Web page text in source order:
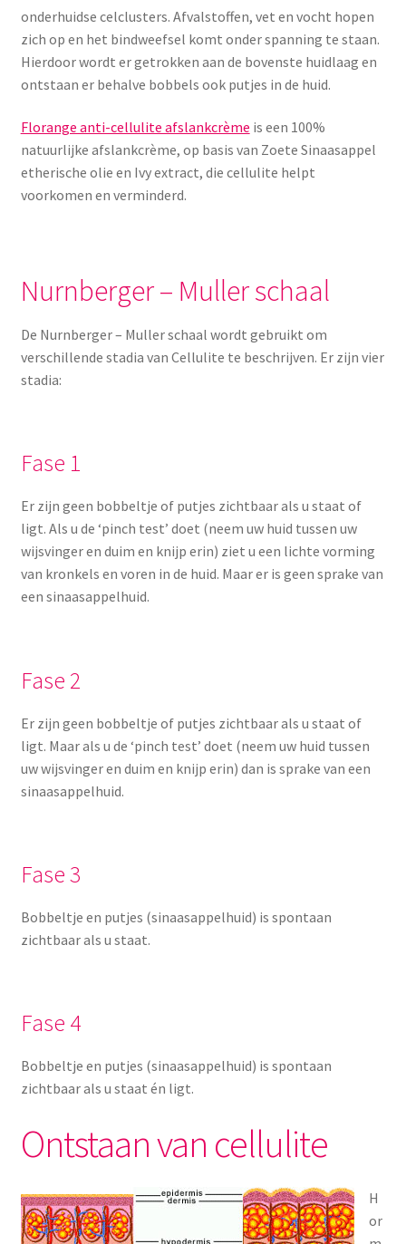
Yoni eggs
Contact
onderhuidse celclusters. Afvalstoffen, vet en vocht hopen
zich op en het bindweefsel komt onder spanning te staan.
Hierdoor wordt er getrokken aan de bovenste huidlaag en
ontstaan er behalve bobbels ook putjes in de huid.
Florange anti-cellulite afslankcrème is een 100%
natuurlijke afslankcrème, op basis van Zoete Sinaasappel
etherische olie en Ivy extract, die cellulite helpt
voorkomen en verminderd.
Nurnberger – Muller schaal
De Nurnberger – Muller schaal wordt gebruikt om
verschillende stadia van Cellulite te beschrijven. Er zijn vier
stadia:
Fase 1
Er zijn geen bobbeltje of putjes zichtbaar als u staat of
ligt. Als u de ‘pinch test’ doet (neem uw huid tussen uw
wijsvinger en duim en knijp erin) ziet u een lichte vorming
van kronkels en voren in de huid. Maar er is geen sprake van
een sinaasappelhuid.
Fase 2
Er zijn geen bobbeltje of putjes zichtbaar als u staat of
ligt. Maar als u de ‘pinch test’ doet (neem uw huid tussen
uw wijsvinger en duim en knijp erin) dan is sprake van een
sinaasappelhuid.
Fase 3
Bobbeltje en putjes (sinaasappelhuid) is spontaan
zichtbaar als u staat.
Fase 4
Bobbeltje en putjes (sinaasappelhuid) is spontaan
zichtbaar als u staat én ligt.
Ontstaan van cellulite
H
or